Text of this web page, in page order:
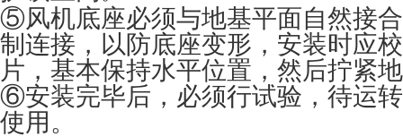
⑤风机底座必须与地基平面自然接
制连接，以防底座变形，安装时应
片，基本保持水平位置，然后拧紧
⑥安装完毕后，必须行试验，待运
使用。